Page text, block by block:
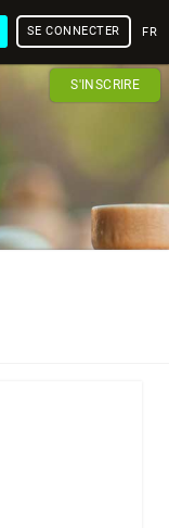
SE CONNECTER
S'INSCRIRE